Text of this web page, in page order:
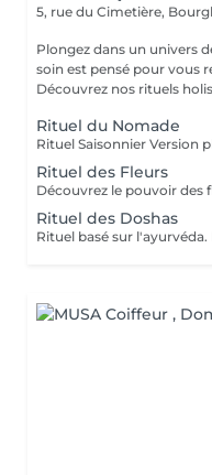
5, rue du Cimetière,
Plongez dans un univers
soin est pensé pour vous
Découvrez nos rituels
Rituel du Nomade
Rituel des Fleurs
Rituel des Doshas